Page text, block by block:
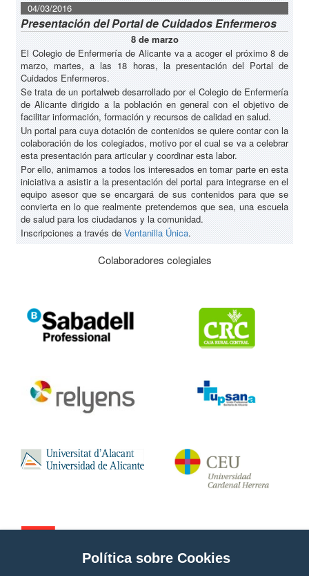
Política sobre Cookies
04/03/2016
Presentación del Portal de Cuidados Enfermeros
8 de marzo
El Colegio de Enfermería de Alicante va a acoger el próximo 8 de
marzo, martes, a las 18 horas, la presentación del Portal de
Cuidados Enfermeros.
Se trata de un portalweb desarrollado por el Colegio de Enfermería
de Alicante dirigido a la población en general con el objetivo de
facilitar información, formación y recursos de calidad en salud.
Un portal para cuya dotación de contenidos se quiere contar con la
colaboración de los colegiados, motivo por el cual se va a celebrar
esta presentación para articular y coordinar esta labor.
Por ello, animamos a todos los interesados en tomar parte en esta
iniciativa a asistir a la presentación del portal para integrarse en el
equipo asesor que se encargará de sus contenidos para que se
convierta en lo que realmente pretendemos que sea, una escuela
de salud para los ciudadanos y la comunidad.
Inscripciones a través de Ventanilla Única.
Colaboradores colegiales